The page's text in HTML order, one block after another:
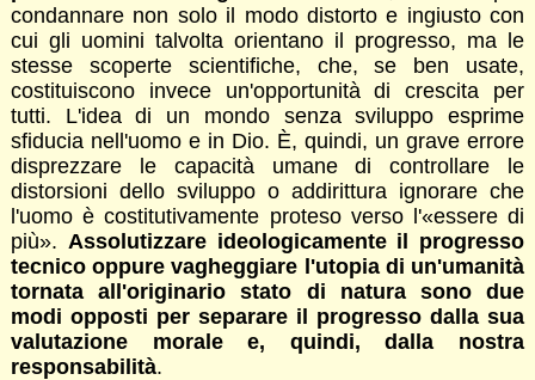
condannare non solo il modo distorto e ingiusto con
cui gli uomini talvolta orientano il progresso, ma le
stesse scoperte scientifiche, che, se ben usate,
costituiscono invece un'opportunità di crescita per
tutti. L'idea di un mondo senza sviluppo esprime
sfiducia nell'uomo e in Dio. È, quindi, un grave errore
disprezzare le capacità umane di controllare le
distorsioni dello sviluppo o addirittura ignorare che
l'uomo è costitutivamente proteso verso l'«essere di
più». Assolutizzare ideologicamente il progresso
tecnico oppure vagheggiare l'utopia di un'umanità
tornata all'originario stato di natura sono due
modi opposti per separare il progresso dalla sua
valutazione morale e, quindi, dalla nostra
responsabilità.